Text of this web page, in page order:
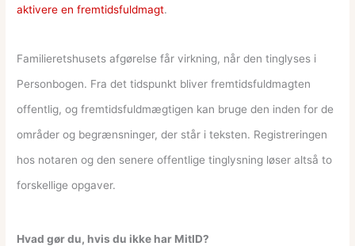
aktivere en fremtidsfuldmagt.
Familieretshusets afgørelse får virkning, når den tinglyses i
Personbogen. Fra det tidspunkt bliver fremtidsfuldmagten
offentlig, og fremtidsfuldmægtigen kan bruge den inden for de
områder og begrænsninger, der står i teksten. Registreringen
hos notaren og den senere offentlige tinglysning løser altså to
forskellige opgaver.
Hvad gør du, hvis du ikke har MitID?